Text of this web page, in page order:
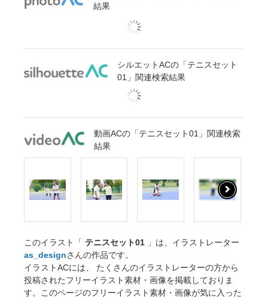
結果
シルエットACの「テニスセット
01」関連検索結果
動画ACの「テニスセット01」関連検索
結果
このイラスト「 テニスセット01 」は、イラストレーター
as_designさんの作品です。
イラストACには、 たくさんのイラストレーターの方から
投稿されたフリーイラスト素材・画像を掲載しておりま
す。このページのフリーイラスト素材・画像が気に入った